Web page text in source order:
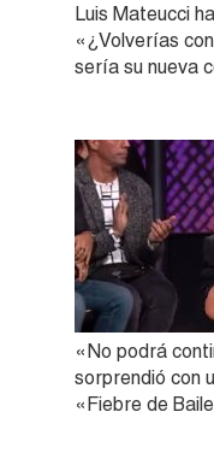
Luis Mateucci
«¿Volverías
sería su nueva
«No podrá
sorprendió con
«Fiebre de